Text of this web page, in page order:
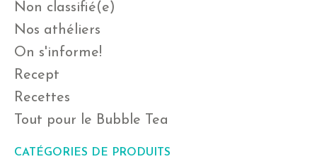
Non classifié(e)
Nos athéliers
On s'informe!
Recept
Recettes
Tout pour le Bubble Tea
CATÉGORIES DE PRODUITS